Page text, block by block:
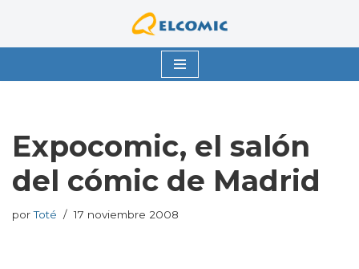
contenido
Expocomic, el salón
del cómic de Madrid
porToté 17 noviembre 2008